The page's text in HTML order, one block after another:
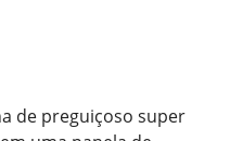
de preguiçoso super